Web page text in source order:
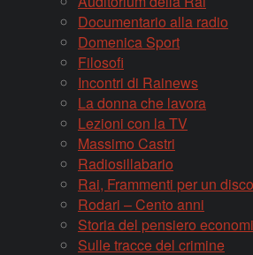
Documentario alla radio
Domenica Sport
Filosofi
Incontri di Rainews
La donna che lavora
Lezioni con la TV
Massimo Castri
Radiosillabario
Rai, Frammenti per un
Rodari – Cento anni
Storia del pensiero
Sulle tracce del crimine